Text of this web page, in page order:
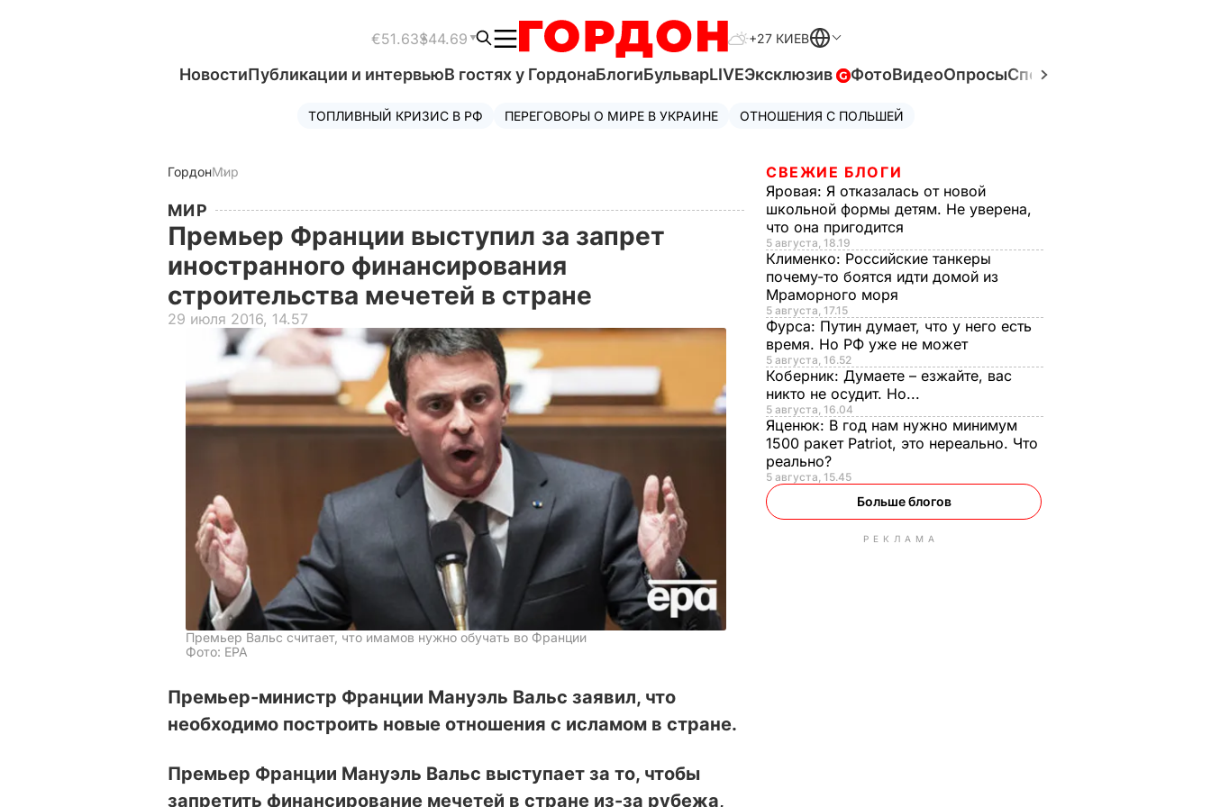
€51.63$44.69 +27 КИЕВ
НовостиПубликации и интервьюВ гостях у ГордонаБлогиБульварLIVEЭксклюзив ФотоВидеоОпросыСпецпроекты
ТОПЛИВНЫЙ КРИЗИС В РФ ПЕРЕГОВОРЫ О МИРЕ В УКРАИНЕ ОТНОШЕНИЯ С ПОЛЬШЕЙ
ГордонМир
МИР
Премьер Франции выступил за запрет
иностранного финансирования
строительства мечетей в стране
29 июля 2016, 14.57
Премьер Вальс считает, что имамов нужно обучать во Франции
Фото: EPA
Премьер-министр Франции Мануэль Вальс заявил, что
необходимо построить новые отношения с исламом в стране.
Премьер Франции Мануэль Вальс выступает за то, чтобы
запретить финансирование мечетей в стране из-за рубежа,
СВЕЖИЕ БЛОГИ
Яровая: Я отказалась от новой
школьной формы детям. Не уверена,
что она пригодится
5 августа, 18.19
Клименко: Российские танкеры
почему-то боятся идти домой из
Мраморного моря
5 августа, 17.15
Фурса: Путин думает, что у него есть
время. Но РФ уже не может
5 августа, 16.52
Коберник: Думаете – езжайте, вас
никто не осудит. Но...
5 августа, 16.04
Яценюк: В год нам нужно минимум
1500 ракет Patriot, это нереально. Что
реально?
5 августа, 15.45
Больше блогов
РЕКЛАМА